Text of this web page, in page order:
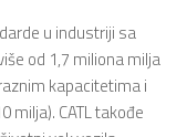
u industriji sa
od 1,7 miliona milja
kapacitetima i
milja). CATL takođe